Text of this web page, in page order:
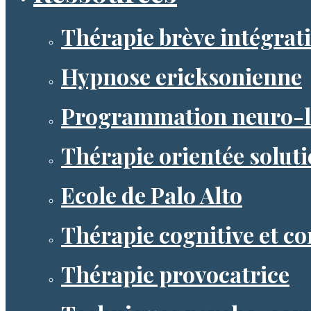
Thérapie brève
Hypnose ericksonienne
Programmation
Thérapie orientée
Ecole de Palo Alto
Thérapie cognitive et
Thérapie provocatrice